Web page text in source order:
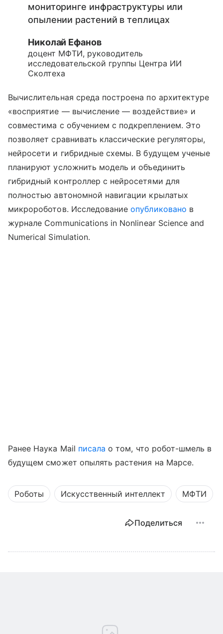
мониторинге инфраструктуры или
опылении растений в теплицах
Николай Ефанов
доцент МФТИ, руководитель
исследовательской группы Центра ИИ
Сколтеха
Вычислительная среда построена по архитектуре
«восприятие — вычисление — воздействие» и
совместима с обучением с подкреплением. Это
позволяет сравнивать классические регуляторы,
нейросети и гибридные схемы. В будущем ученые
планируют усложнить модель и объединить
гибридный контроллер с нейросетями для
полностью автономной навигации крылатых
микророботов. Исследованиеопубликовано в
журнале Communications in Nonlinear Science and
Numerical Simulation.
Ранее Наука Mail писала о том, что робот-шмель в
будущем сможет опылять растения на Марсе.
Роботы Искусственный интеллект МФТИ
Поделиться